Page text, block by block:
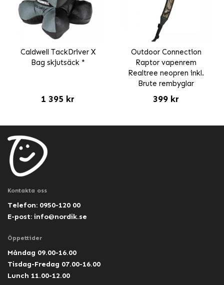
Caldwell TackDriver X
Bag skjutsäck *
1 395 kr
Outdoor Connection
Raptor vapenrem
Realtree neopren inkl.
Brute rembyglar
399 kr
Kontakta oss
Telefon: 0950-120 00
E-post: info@nordik.se
Öppettider
Måndag 09.00-16.00
Tisdag-Fredag 07.00-16.00
Lunch 11.00-12.00